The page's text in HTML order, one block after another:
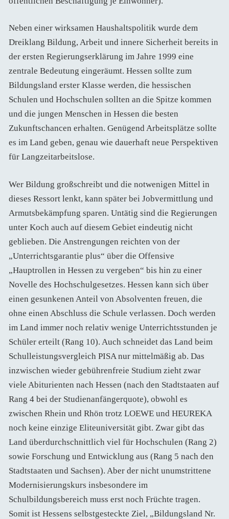
Neben einer wirksamen Haushaltspolitik wurde dem
Dreiklang Bildung, Arbeit und innere Sicherheit bereits in
der ersten Regierungserklärung im Jahre 1999 eine
zentrale Bedeutung eingeräumt. Hessen sollte zum
Bildungsland erster Klasse werden, die hessischen
Schulen und Hochschulen sollten an die Spitze kommen
und die jungen Menschen in Hessen die besten
Zukunftschancen erhalten. Genügend Arbeitsplätze sollte
es im Land geben, genau wie dauerhaft neue Perspektiven
für Langzeitarbeitslose.
Wer Bildung großschreibt und die notwenigen Mittel in
dieses Ressort lenkt, kann später bei Jobvermittlung und
Armutsbekämpfung sparen. Untätig sind die Regierungen
unter Koch auch auf diesem Gebiet eindeutig nicht
geblieben. Die Anstrengungen reichten von der
„Unterrichtsgarantie plus“ über die Offensive
„Hauptrollen in Hessen zu vergeben“ bis hin zu einer
Novelle des Hochschulgesetzes. Hessen kann sich über
einen gesunkenen Anteil von Absolventen freuen, die
ohne einen Abschluss die Schule verlassen. Doch werden
im Land immer noch relativ wenige Unterrichtsstunden je
Schüler erteilt (Rang 10). Auch schneidet das Land beim
Schulleistungsvergleich PISA nur mittelmäßig ab. Das
inzwischen wieder gebührenfreie Studium zieht zwar
viele Abiturienten nach Hessen (nach den Stadtstaaten auf
Rang 4 bei der Studienanfängerquote), obwohl es
zwischen Rhein und Rhön trotz LOEWE und HEUREKA
noch keine einzige Eliteuniversität gibt. Zwar gibt das
Land überdurchschnittlich viel für Hochschulen (Rang 2)
sowie Forschung und Entwicklung aus (Rang 5 nach den
Stadtstaaten und Sachsen). Aber der nicht unumstrittene
Modernisierungskurs insbesondere im
Schulbildungsbereich muss erst noch Früchte tragen.
Somit ist Hessens selbstgesteckte Ziel, „Bildungsland Nr.